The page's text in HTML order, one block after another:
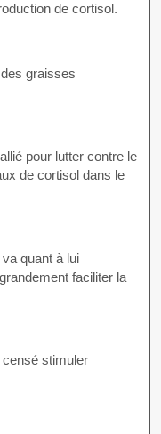
de cortisol.
graisses
pour lutter contre le
de cortisol dans le
quant à lui
faciliter la
stimuler